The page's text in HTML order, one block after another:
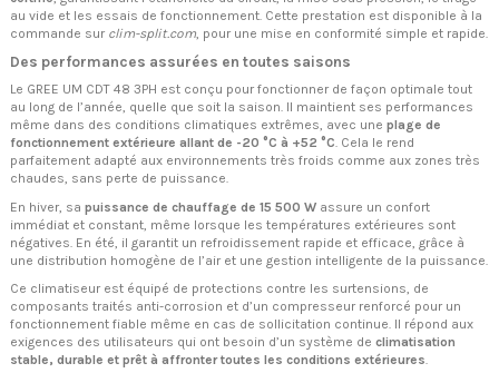
au vide et les essais de fonctionnement. Cette prestation est disponible à la
commande sur clim-split.com, pour une mise en conformité simple et rapide.
Des performances assurées en toutes saisons
Le GREE UM CDT 48 3PH est conçu pour fonctionner de façon optimale tout
au long de l’année, quelle que soit la saison. Il maintient ses performances
même dans des conditions climatiques extrêmes, avec une plage de
fonctionnement extérieure allant de -20 °C à +52 °C. Cela le rend
parfaitement adapté aux environnements très froids comme aux zones très
chaudes, sans perte de puissance.
En hiver, sa puissance de chauffage de 15 500 W assure un confort
immédiat et constant, même lorsque les températures extérieures sont
négatives. En été, il garantit un refroidissement rapide et efficace, grâce à
une distribution homogène de l’air et une gestion intelligente de la puissance.
Ce climatiseur est équipé de protections contre les surtensions, de
composants traités anti-corrosion et d’un compresseur renforcé pour un
fonctionnement fiable même en cas de sollicitation continue. Il répond aux
exigences des utilisateurs qui ont besoin d’un système de climatisation
stable, durable et prêt à affronter toutes les conditions extérieures.